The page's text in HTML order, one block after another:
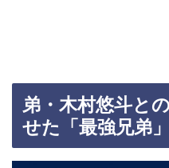
弟・木村悠斗と
せた「最強兄弟